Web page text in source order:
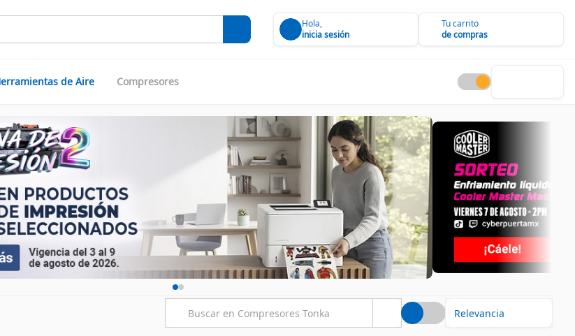
Hola,
inicia sesión
Tu carrito
de compras
de Aire Compresores